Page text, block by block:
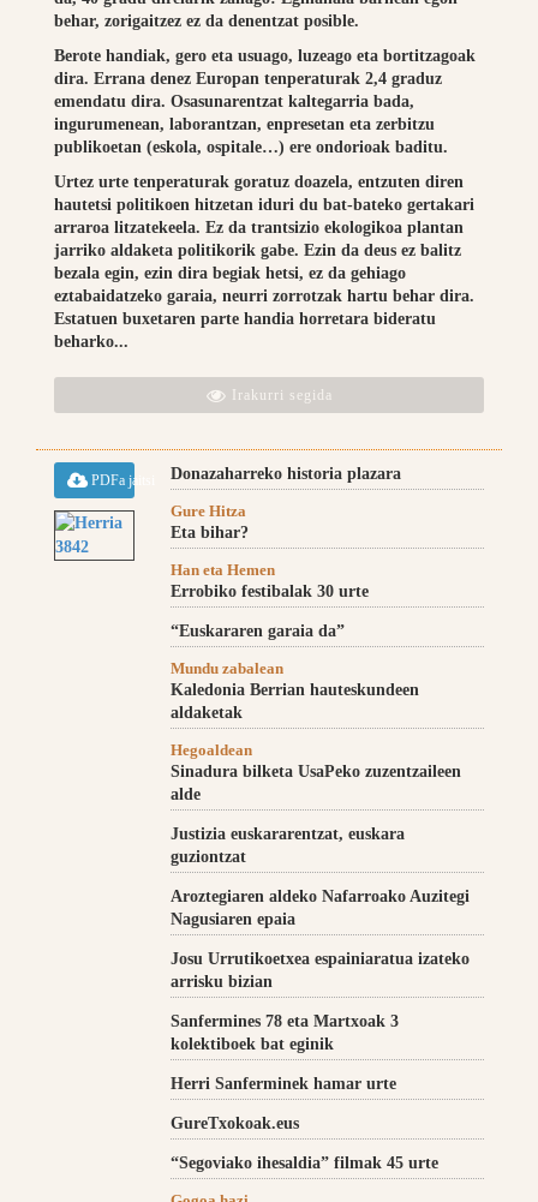
behar, zorigaitzez ez da denentzat posible.
Berote handiak, gero eta usuago, luzeago eta bortitzagoak
dira. Errana denez Europan tenperaturak 2,4 graduz
emendatu dira. Osasunarentzat kaltegarria bada,
ingurumenean, laborantzan, enpresetan eta zerbitzu
publikoetan (eskola, ospitale…) ere ondorioak baditu.
Urtez urte tenperaturak goratuz doazela, entzuten diren
hautetsi politikoen hitzetan iduri du bat-bateko gertakari
arraroa litzatekeela. Ez da trantsizio ekologikoa plantan
jarriko aldaketa politikorik gabe. Ezin da deus ez balitz
bezala egin, ezin dira begiak hetsi, ez da gehiago
eztabaidatzeko garaia, neurri zorrotzak hartu behar dira.
Estatuen buxetaren parte handia horretara bideratu
beharko...
Irakurri segida
PDFa jaitsi Donazaharreko historia plazara
Gure Hitza
Eta bihar?
Han eta Hemen
Errobiko festibalak 30 urte
“Euskararen garaia da”
Mundu zabalean
Kaledonia Berrian hauteskundeen
aldaketak
Hegoaldean
Sinadura bilketa UsaPeko zuzentzaileen
alde
Justizia euskararentzat, euskara
guziontzat
Aroztegiaren aldeko Nafarroako Auzitegi
Nagusiaren epaia
Josu Urrutikoetxea espainiaratua izateko
arrisku bizian
Sanfermines 78 eta Martxoak 3
kolektiboek bat eginik
Herri Sanferminek hamar urte
GureTxokoak.eus
“Segoviako ihesaldia” filmak 45 urte